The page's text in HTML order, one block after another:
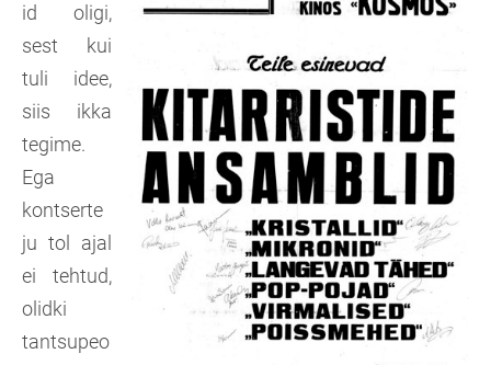
id oligi,
sest kui
tuli idee,
siis ikka
tegime.
Ega
kontserte
ju tol ajal
ei tehtud,
olidki
tantsupeo